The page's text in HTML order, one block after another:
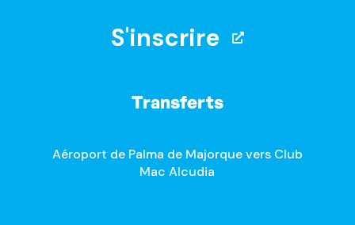
S'inscrire
Transferts
Aéroport de Palma de Majorque vers Club
Mac Alcudia